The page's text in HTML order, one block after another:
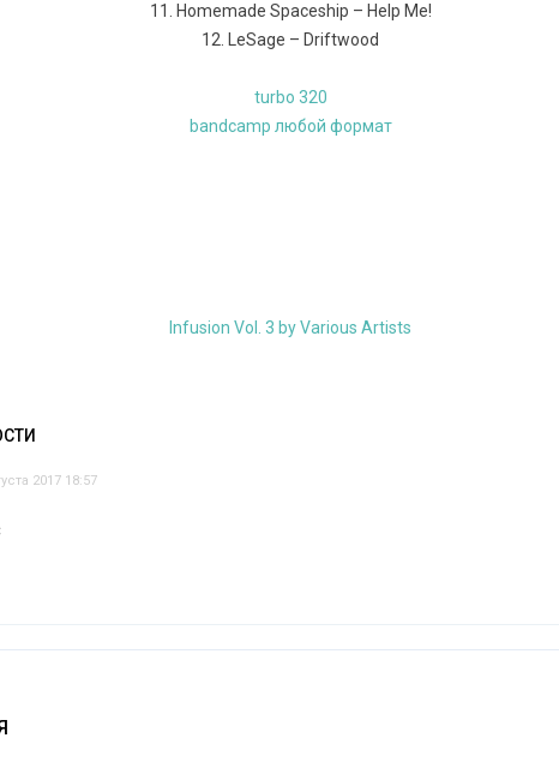
11. Homemade Spaceship – Help Me!
12. LeSage – Driftwood
turbo 320
bandcamp любой формат
Infusion Vol. 3 by Various Artists
2017 18:57